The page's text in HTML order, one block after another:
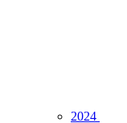
2024